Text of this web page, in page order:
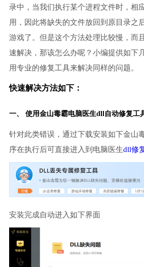
录中，当我们执行某个进程文件时，相
用，因此将缺失的文件放回到原目录之
游戏了。但是这个方法处理比较慢，而
速解决，那该怎么办呢？小编提供如下
用专业的修复工具来解决同样的问题。
快速解决方法如下：
一、 使用金山毒霸电脑医生dll自动修复工
针对此类错误，通过下载安装如下金山
序在执行后可直接进入到电脑医生dll修
安装完成自动进入如下界面